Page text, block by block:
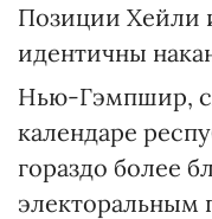
Позиции Хейли
идентичны
Нью-Гэмпшир,
календаре
гораздо более
электоральным